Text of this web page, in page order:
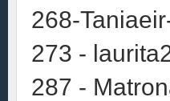
268-
273 -
287 -